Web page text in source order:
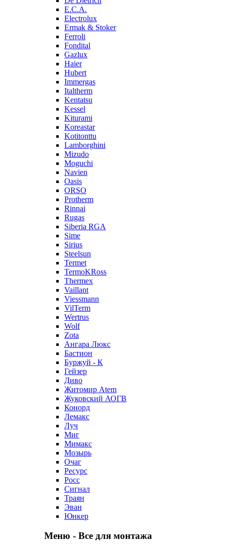
E.C.A.
Electrolux
Ermak & Stoker
Ferroli
Fondital
Gazlux
Haier
Hubert
Immergas
Italtherm
Kentatsu
Kessel
Kiturami
Koreastar
Kotitonttu
Lamborghini
Mizudo
Moguchi
Navien
Oasis
ORSO
Protherm
Rinnai
Rugas
Siberia RGA
Sime
Sirius
Steelsun
Termet
TermoKRoss
Thermex
Vaillant
Viessmann
VilTerm
Wertrus
Wolf
Zota
Ангара Люкс
Бастион
Буржуй - К
Гейзер
Диво
Житомир Аtem
Жуковский АОГВ
Конорд
Лемакс
Луч
Миг
Мимакс
Мозырь
Очаг
Ресурс
Росс
Сигнал
Траян
Эван
Юнкер
Меню - Все для монтажа